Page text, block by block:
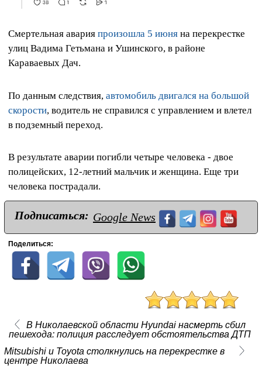
Смертельная авария произошла 5 июня на перекрестке
улиц Вадима Гетьмана и Ушинского, в районе
Караваевых Дач.
По данным следствия, автомобиль двигался на большой
скорости, водитель не справился с управлением и влетел
в подземный переход.
В результате аварии погибли четыре человека - двое
полицейских, 12-летний мальчик и женщина. Еще три
человека пострадали.
Подписаться: Google News
Поделиться:
В Николаевской области Hyundai насмерть сбил
пешехода: полиция расследует обстоятельства ДТП
Mitsubishi и Toyota столкнулись на перекрестке в
центре Николаева